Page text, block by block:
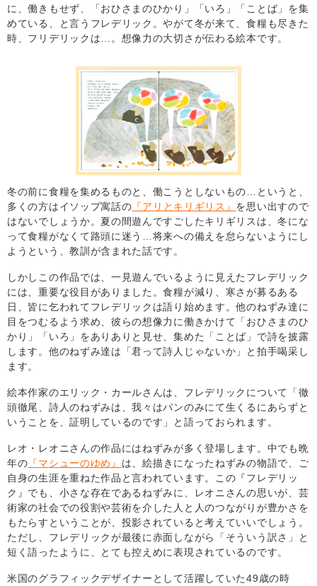
に、働きもせず、「おひさまのひかり」「いろ」「ことば」を集
めている、と言うフレデリック。やがて冬が来て、食糧も尽きた
時、フリデリックは…。想像力の大切さが伝わる絵本です。
冬の前に食糧を集めるものと、働こうとしないもの…というと、
多くの方はイソップ寓話の 『アリとキリギリス』 を思い出すので
はないでしょうか。夏の間遊んですごしたキリギリスは、冬にな
って食糧がなくて路頭に迷う…将来への備えを怠らないようにし
ようという、教訓が含まれた話です。
しかしこの作品では、一見遊んでいるように見えたフレデリック
には、重要な役目がありました。食糧が減り、寒さが募るある
日、皆に乞われてフレデリックは語り始めます。他のねずみ達に
目をつむるよう求め、彼らの想像力に働きかけて「おひさまのひ
かり」「いろ」をありありと見せ、集めた「ことば」で詩を披露
します。他のねずみ達は「君って詩人じゃないか」と拍手喝采し
ます。
絵本作家のエリック・カールさんは、フレデリックについて「徹
頭徹尾、詩人のねずみは、我々はパンのみにて生くるにあらずと
いうことを、証明しているのです」と語っておられます。
レオ・レオニさんの作品にはねずみが多く登場します。中でも晩
年の 『マシューのゆめ』 は、絵描きになったねずみの物語で、ご
自身の生涯を重ねた作品と言われています。この『フレデリッ
ク』でも、小さな存在であるねずみに、レオニさんの思いが、芸
術家の社会での役割や芸術を介した人と人のつながりが豊かさを
もたらすということが、投影されていると考えていいでしょう。
ただし、フレデリックが最後に赤面しながら「そういう訳さ」と
短く語ったように、とても控えめに表現されているのです。
米国のグラフィックデザイナーとして活躍していた49歳の時